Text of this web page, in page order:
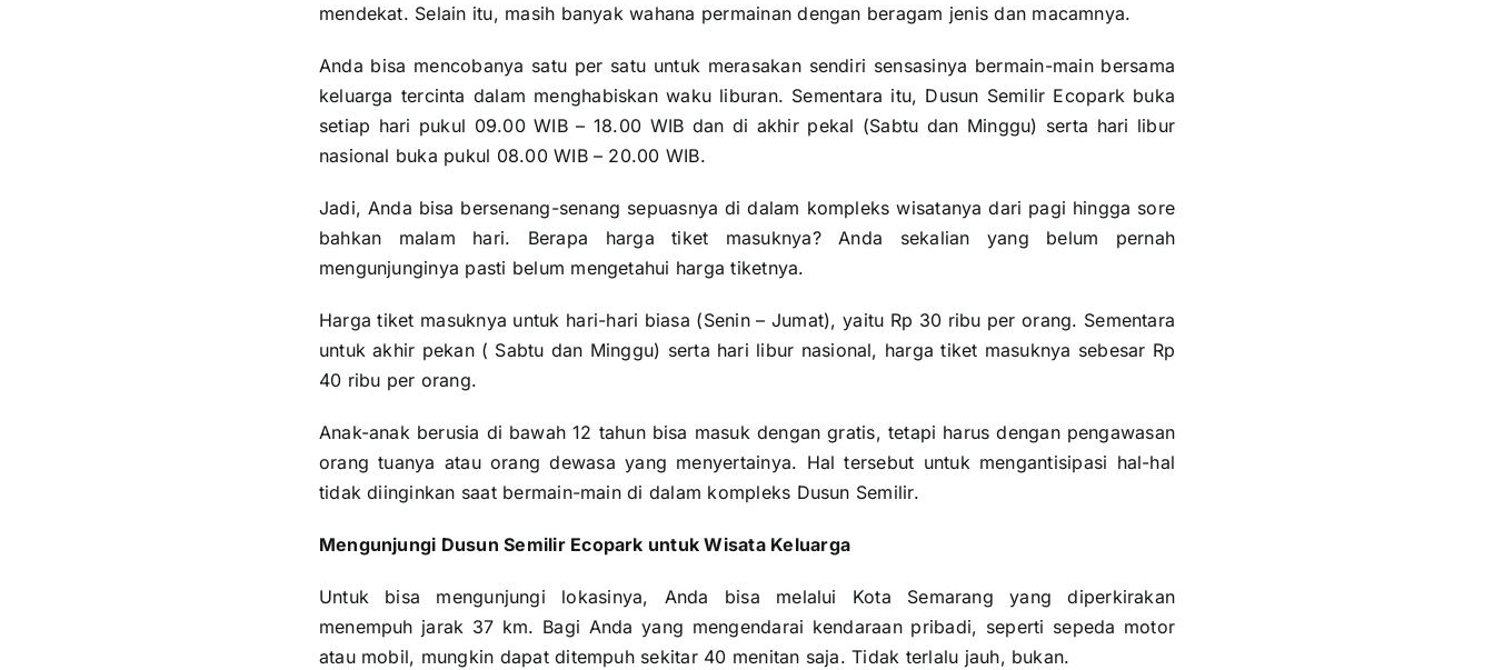
mendekat. Selain itu, masih banyak wahana permainan dengan beragam jenis dan macamnya.
Anda bisa mencobanya satu per satu untuk merasakan sendiri sensasinya bermain-main bersama
keluarga tercinta dalam menghabiskan waku liburan. Sementara itu, Dusun Semilir Ecopark buka
setiap hari pukul 09.00 WIB – 18.00 WIB dan di akhir pekal (Sabtu dan Minggu) serta hari libur
nasional buka pukul 08.00 WIB – 20.00 WIB.
Jadi, Anda bisa bersenang-senang sepuasnya di dalam kompleks wisatanya dari pagi hingga sore
bahkan malam hari. Berapa harga tiket masuknya? Anda sekalian yang belum pernah
mengunjunginya pasti belum mengetahui harga tiketnya.
Harga tiket masuknya untuk hari-hari biasa (Senin – Jumat), yaitu Rp 30 ribu per orang. Sementara
untuk akhir pekan ( Sabtu dan Minggu) serta hari libur nasional, harga tiket masuknya sebesar Rp
40 ribu per orang.
Anak-anak berusia di bawah 12 tahun bisa masuk dengan gratis, tetapi harus dengan pengawasan
orang tuanya atau orang dewasa yang menyertainya. Hal tersebut untuk mengantisipasi hal-hal
tidak diinginkan saat bermain-main di dalam kompleks Dusun Semilir.
Mengunjungi Dusun Semilir Ecopark untuk Wisata Keluarga
Untuk bisa mengunjungi lokasinya, Anda bisa melalui Kota Semarang yang diperkirakan
menempuh jarak 37 km. Bagi Anda yang mengendarai kendaraan pribadi, seperti sepeda motor
atau mobil, mungkin dapat ditempuh sekitar 40 menitan saja. Tidak terlalu jauh, bukan.